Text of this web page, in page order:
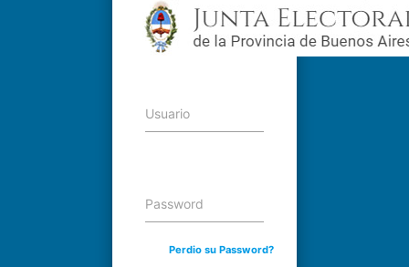
Usuario
Password
Perdio su Password?